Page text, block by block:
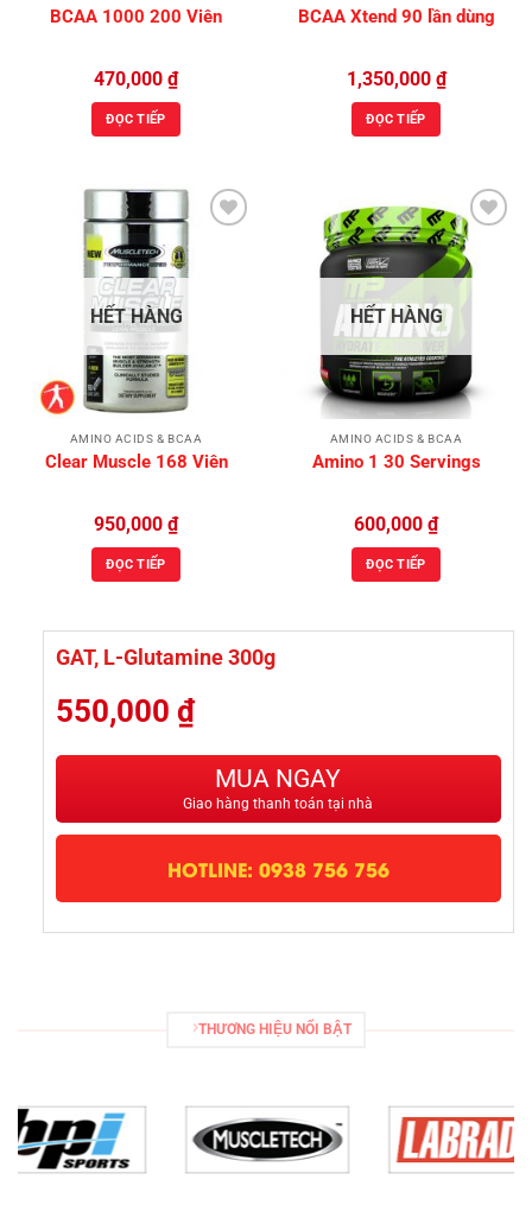
BCAA 1000 200 Viên
470,000 ₫
ĐỌC TIẾP
BCAA Xtend 90 lần dùng
1,350,000 ₫
ĐỌC TIẾP
HẾT HÀNG
AMINO ACIDS & BCAA
Clear Muscle 168 Viên
950,000 ₫
ĐỌC TIẾP
Add to
Wishlist
HẾT HÀNG
AMINO ACIDS & BCAA
Amino 1 30 Servings
600,000 ₫
ĐỌC TIẾP
GAT, L-Glutamine 300g
550,000 ₫
MUA NGAY
Giao hàng thanh toán tại nhà
HOTLINE: 0938 756 756
THƯƠNG HIỆU NỔI BẬT